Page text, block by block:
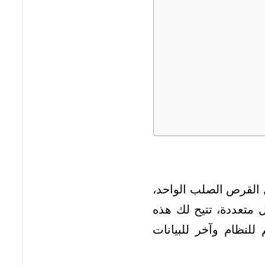
منطقياً داخل القرص الصلب الواحد،
تتيح لك هذه
وآخر للبيانات